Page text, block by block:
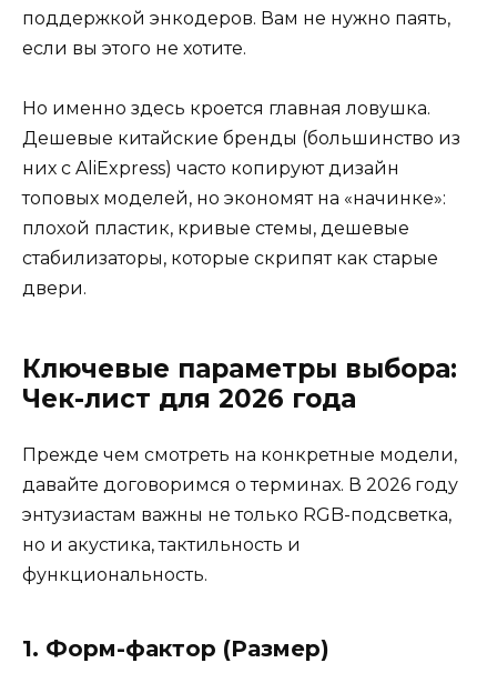
поддержкой энкодеров. Вам не нужно паять,
если вы этого не хотите.
Но именно здесь кроется главная ловушка.
Дешевые китайские бренды (большинство из
них с AliExpress) часто копируют дизайн
топовых моделей, но экономят на «начинке»:
плохой пластик, кривые стемы, дешевые
стабилизаторы, которые скрипят как старые
двери.
Ключевые параметры выбора:
Чек-лист для 2026 года
Прежде чем смотреть на конкретные модели,
давайте договоримся о терминах. В 2026 году
энтузиастам важны не только RGB-подсветка,
но и акустика, тактильность и
функциональность.
1. Форм-фактор (Размер)